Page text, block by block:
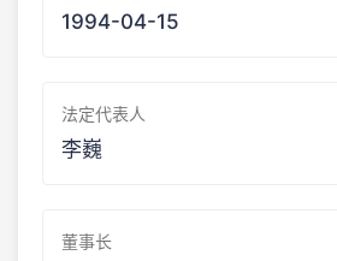
1994-04-15
法定代表人
李巍
董事长